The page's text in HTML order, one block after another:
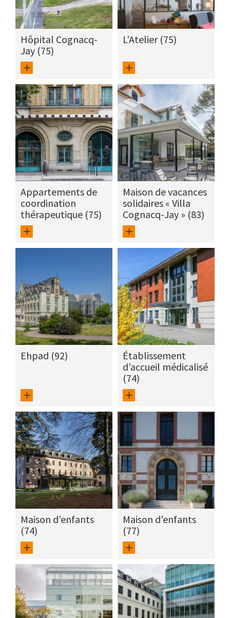
Hôpital Cognacq-
Jay (75)
L’Atelier (75)
Appartements de
coordination
thérapeutique (75)
Maison de vacances
solidaires « Villa
Cognacq-Jay » (83)
Ehpad (92)
Établissement
d’accueil médicalisé
(74)
Maison d’enfants
(74)
Maison d’enfants
(77)